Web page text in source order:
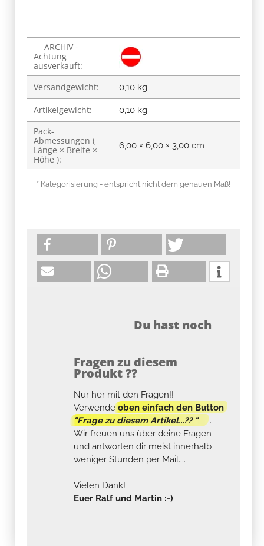
Produkteigenschaft
Wert
___ARCHIV -
Achtung
ausverkauft:
Versandgewicht:
0,10 kg
Artikelgewicht: 0,10 kg
Pack-
Abmessungen (
Länge × Breite ×
Höhe ):
6,00 × 6,00 × 3,00 cm
* Kategorisierung - entspricht nicht dem genauen Maß!
Du hast noch
Fragen zu diesem
Produkt ??
Nur her mit den Fragen!!
Verwendeoben einfach den Button
"Frage zu diesem Artikel...?? "
.
Wir freuen uns über deine Fragen
und antworten dir meist innerhalb
weniger Stunden per Mail....
Vielen Dank!
Euer Ralf und Martin :-)